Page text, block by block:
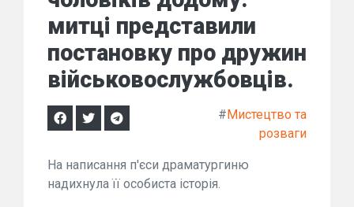
митці представили
постановку про дружин
військовослужбовців.
#Мистецтво та
розваги
На написання п'єси драматургиню
надихнула її особиста історія.